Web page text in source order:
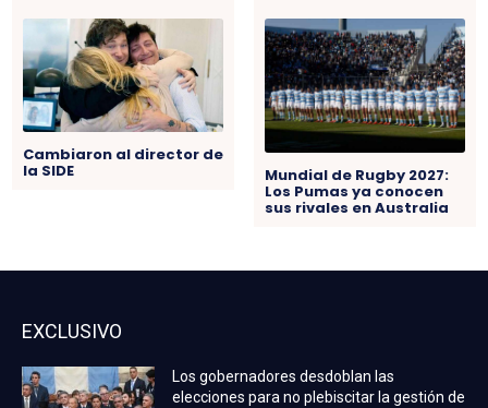
Cambiaron al director de
la SIDE Mundial de Rugby 2027:
Los Pumas ya conocen
sus rivales en Australia
EXCLUSIVO
Los gobernadores desdoblan las
elecciones para no plebiscitar la gestión de